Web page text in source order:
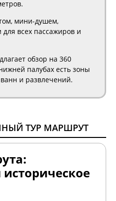
мини-душем,
всех пассажиров и
обзор на 360
палубах есть зоны
и развлечений.
ТУР МАРШРУТ